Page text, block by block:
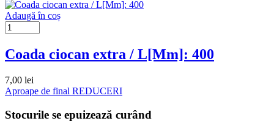
Adaugă în coș
Coada ciocan extra / L[Mm]: 400
7,00 lei
Aproape de final REDUCERI
Stocurile se epuizează curând